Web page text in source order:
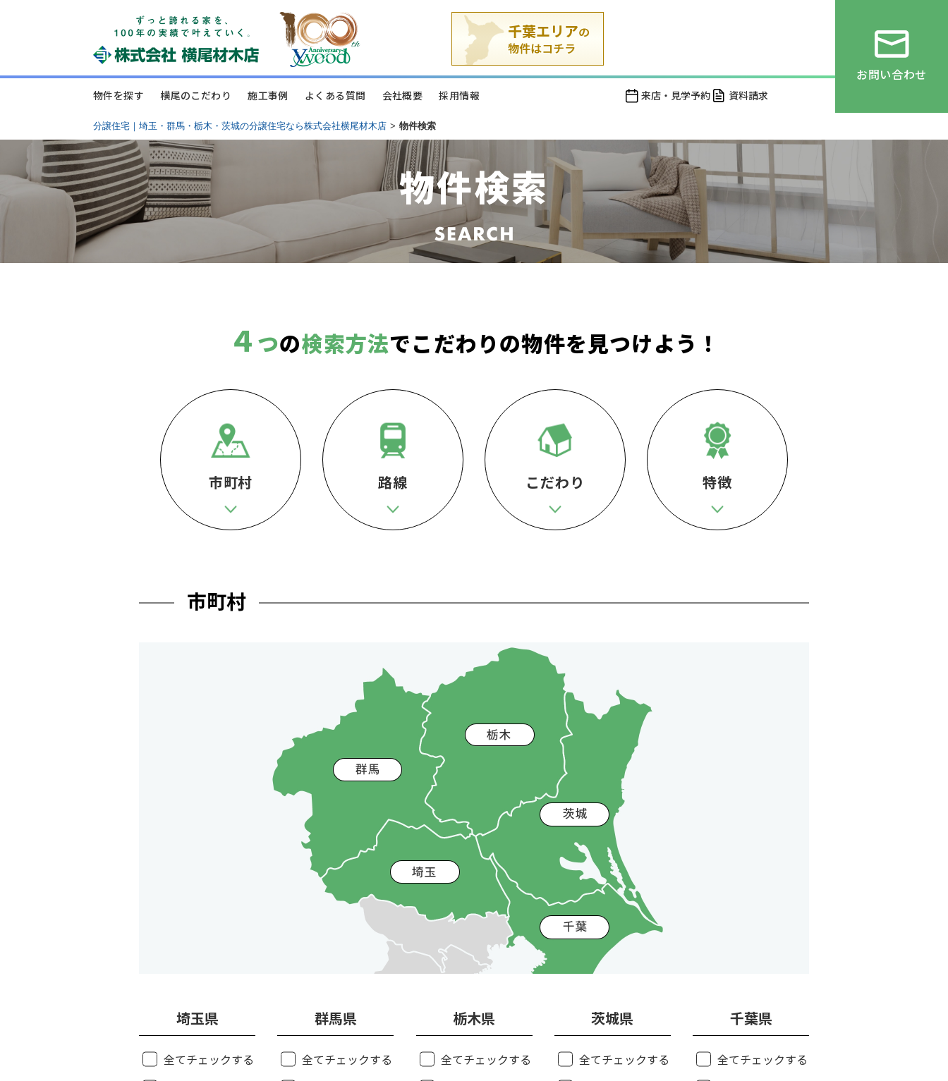
物件を探す 横尾のこだわり 施工事例 よくある質問 会社概要 採用情報 来店・見学予約 資料請求
お問い合わせ
分譲住宅｜埼玉・群馬・栃木・茨城の分譲住宅なら株式会社横尾材木店 > 物件検索
物件検索
４ つの検索方法でこだわりの物件を見つけよう！
市町村 路線 こだわり 特徴
市町村
埼玉県
全てチェックする
群馬県
全てチェックする
栃木県
全てチェックする
茨城県
全てチェックする
千葉県
全てチェックする